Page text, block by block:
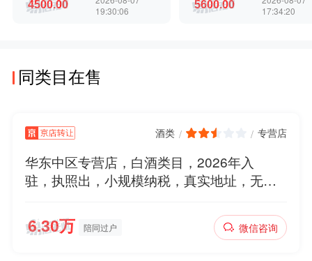
19:30:06
17:34:20
同类目在售
酒类 / / 专营店
华东中区专营店，白酒类目，2026年入
驻，执照出，小规模纳税，真实地址，无社
陪同过户 微信咨询